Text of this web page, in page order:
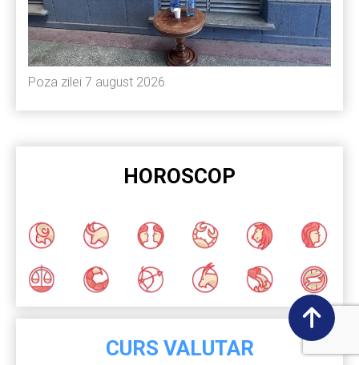
Poza zilei 7 august 2026
HOROSCOP
CURS VALUTAR